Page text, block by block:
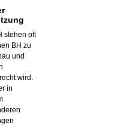
stehen oft
BH zu
und
wird.
in